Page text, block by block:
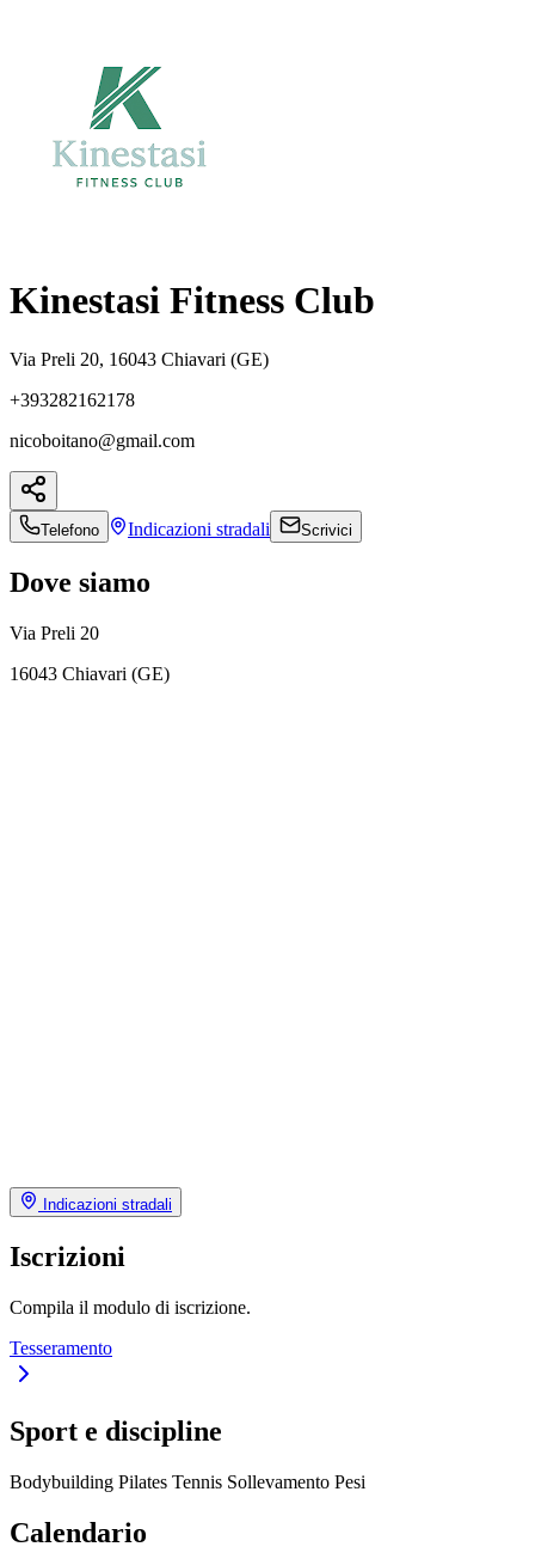
Kinestasi Fitness Club
Via Preli 20, 16043 Chiavari (GE)
+393282162178
nicoboitano@gmail.com
Telefono Indicazioni stradali Scrivici
Dove siamo
Via Preli 20
16043 Chiavari (GE)
Indicazioni stradali
Iscrizioni
Compila il modulo di iscrizione.
Tesseramento
Sport e discipline
Bodybuilding Pilates Tennis Sollevamento Pesi
Calendario